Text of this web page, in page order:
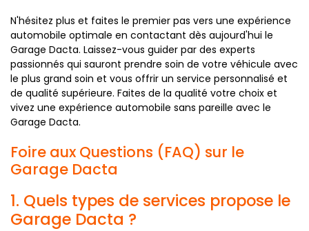
N'hésitez plus et faites le premier pas vers une expérience
automobile optimale en contactant dès aujourd'hui le
Garage Dacta. Laissez-vous guider par des experts
passionnés qui sauront prendre soin de votre véhicule avec
le plus grand soin et vous offrir un service personnalisé et
de qualité supérieure. Faites de la qualité votre choix et
vivez une expérience automobile sans pareille avec le
Garage Dacta.
Foire aux Questions (FAQ) sur le
Garage Dacta
1. Quels types de services propose le
Garage Dacta ?